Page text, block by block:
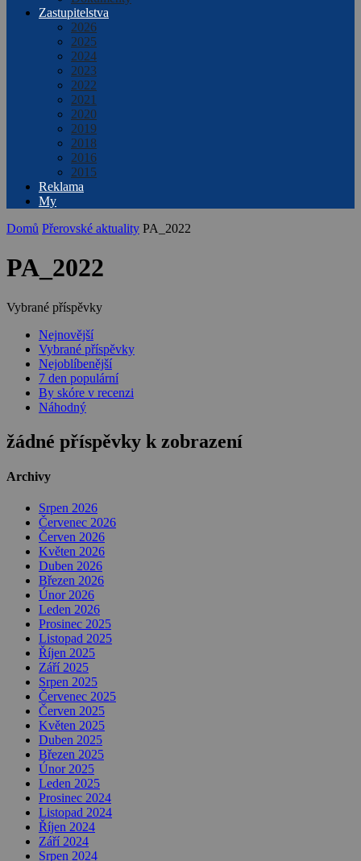
Zastupitelstva
2026
2025
2024
2023
2022
2021
2020
2019
2018
2016
2015
Reklama
My
Domů Přerovské aktuality PA_2022
PA_2022
Vybrané příspěvky
Nejnovější
Vybrané příspěvky
Nejoblíbenější
7 den populární
By skóre v recenzi
Náhodný
žádné příspěvky k zobrazení
Archivy
Srpen 2026
Červenec 2026
Červen 2026
Květen 2026
Duben 2026
Březen 2026
Únor 2026
Leden 2026
Prosinec 2025
Listopad 2025
Říjen 2025
Září 2025
Srpen 2025
Červenec 2025
Červen 2025
Květen 2025
Duben 2025
Březen 2025
Únor 2025
Leden 2025
Prosinec 2024
Listopad 2024
Říjen 2024
Září 2024
Srpen 2024